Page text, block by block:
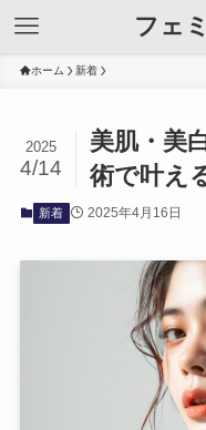
フェ
ホーム 新着
美肌・美
術で叶え
2025
4/14
新着 2025年4月16日